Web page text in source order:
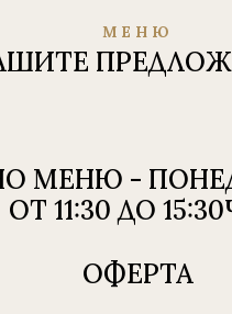
МЕНЮ
МЕНЮ -
ОТ 11:30 ДО
ОФЕРТА